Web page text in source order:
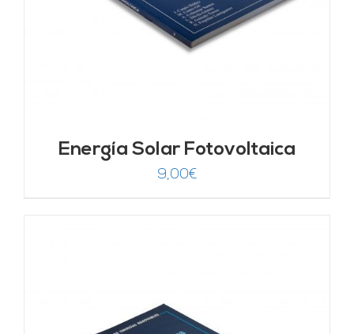
Energía Solar Fotovoltaica
9,00€